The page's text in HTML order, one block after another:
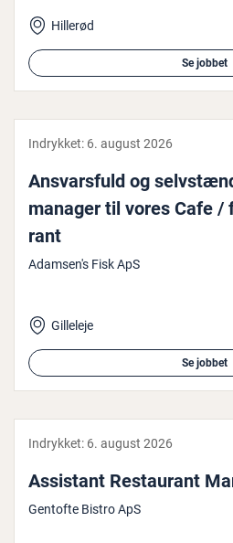
Hillerød
Se jobbet
Indrykket: 6. august 2026
Ansvars­fuld og
manager til vores Cafe
rant
Adamsen's Fisk ApS
Gilleleje
Se jobbet
Indrykket: 6. august 2026
Assistant Restau­rant
Gentofte Bistro ApS